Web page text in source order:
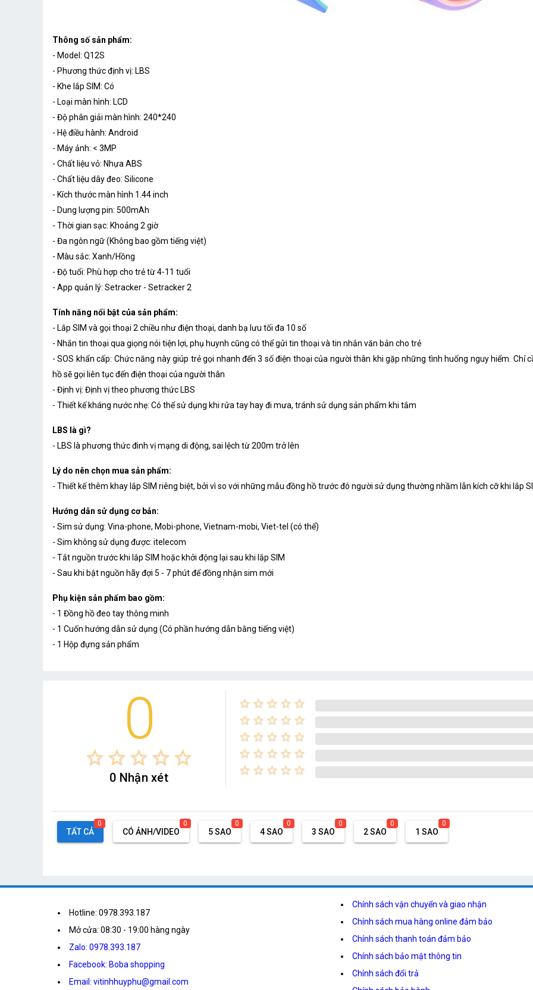
Thông số sản phẩm:
- Model: Q12S
- Phương thức định vị: LBS
- Khe lắp SIM: Có
- Loại màn hình: LCD
- Độ phân giải màn hình: 240*240
- Hệ điều hành: Android
- Máy ảnh: < 3MP
- Chất liệu vỏ: Nhựa ABS
- Chất liệu dây đeo: Silicone
- Kích thước màn hình 1.44 inch
- Dung lượng pin: 500mAh
- Thời gian sạc: Khoảng 2 giờ
- Đa ngôn ngữ (Không bao gồm tiếng việt)
- Màu sắc: Xanh/Hồng
- Độ tuổi: Phù hợp cho trẻ từ 4-11 tuổi
- App quản lý: Setracker - Setracker 2
Tính năng nổi bật của sản phẩm:
- Lắp SIM và gọi thoại 2 chiều như điện thoại, danh bạ lưu tối đa 10 số
- Nhắn tin thoại qua giọng nói tiện lợi, phụ huynh cũng có thể gửi tin thoại và tin nhắn văn bản cho trẻ
- SOS khẩn cấp: Chức năng này giúp trẻ gọi nhanh đến 3 số điện thoại của người thân khi gặp những tình huống nguy hiểm.
hồ sẽ gọi liên tục đến điện thoại của người thân
- Định vị: Định vị theo phương thức LBS
- Thiết kế kháng nước nhẹ: Có thể sử dụng khi rửa tay hay đi mưa, tránh sử dụng sản phẩm khi tắm
LBS là gì?
- LBS là phương thức đinh vị mạng di động, sai lệch từ 200m trở lên
Lý do nên chọn mua sản phẩm:
- Thiết kế thêm khay lắp SIM riêng biệt, bởi vì so với những mẫu đồng hồ trước đó người sử dụng thường nhầm lẫn kích cỡ khi lắp
Hướng dẫn sử dụng cơ bản:
- Sim sử dụng: Vina-phone, Mobi-phone, Vietnam-mobi, Viet-tel (có thể)
- Sim không sử dụng được: itelecom
- Tắt nguồn trước khi lắp SIM hoặc khởi động lại sau khi lắp SIM
- Sau khi bật nguồn hãy đợi 5 - 7 phút để đồng nhận sim mới
Phụ kiện sản phẩm bao gồm:
- 1 Đồng hồ đeo tay thông minh
- 1 Cuốn hướng dẫn sử dụng (Có phần hướng dẫn bằng tiếng việt)
- 1 Hộp đựng sản phẩm
0
star_border star_border star_border star_border star_border
0 Nhận xét
star_border star_border star_border star_border star_border
star_border star_border star_border star_border star_border
star_border star_border star_border star_border star_border
star_border star_border star_border star_border star_border
star_border star_border star_border star_border star_border
TẤT CẢ
0
CÓ ẢNH/VIDEO
0
5 SAO
0
4 SAO
0
3 SAO
0
2 SAO
0
1 SAO
0
Hotline: 0978.393.187
Mở cửa: 08:30 - 19:00 hàng ngày
Zalo: 0978.393.187
Facebook: Boba shopping
Email: vitinhhuyphu@gmail.com
Chính sách vận chuyển và giao nhận
Chính sách mua hàng online đảm bảo
Chính sách thanh toán đảm bảo
Chính sách bảo mật thông tin
Chính sách đổi trả